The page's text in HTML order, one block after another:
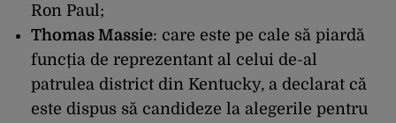
Ron Paul;
Thomas Massie: care este pe cale să piardă
funcția de reprezentant al celui de-al
patrulea district din Kentucky, a declarat că
este dispus să candideze la alegerile pentru